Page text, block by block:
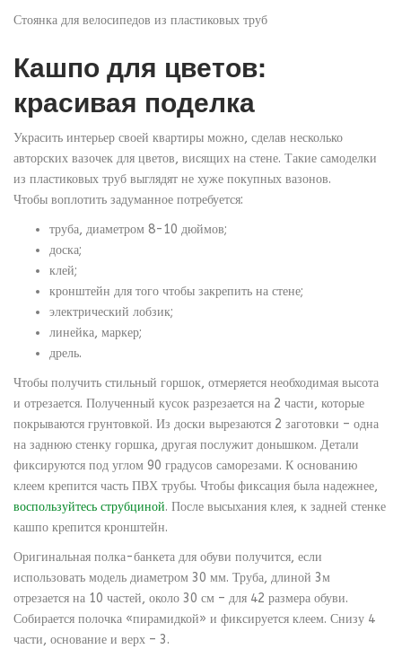
Стоянка для велосипедов из пластиковых труб
Кашпо для цветов:
красивая поделка
Украсить интерьер своей квартиры можно, сделав несколько
авторских вазочек для цветов, висящих на стене. Такие самоделки
из пластиковых труб выглядят не хуже покупных вазонов.
Чтобы воплотить задуманное потребуется:
труба, диаметром 8-10 дюймов;
доска;
клей;
кронштейн для того чтобы закрепить на стене;
электрический лобзик;
линейка, маркер;
дрель.
Чтобы получить стильный горшок, отмеряется необходимая высота
и отрезается. Полученный кусок разрезается на 2 части, которые
покрываются грунтовкой. Из доски вырезаются 2 заготовки – одна
на заднюю стенку горшка, другая послужит донышком. Детали
фиксируются под углом 90 градусов саморезами. К основанию
клеем крепится часть ПВХ трубы. Чтобы фиксация была надежнее,
воспользуйтесь струбциной. После высыхания клея, к задней стенке
кашпо крепится кронштейн.
Оригинальная полка-банкета для обуви получится, если
использовать модель диаметром 30 мм. Труба, длиной 3м
отрезается на 10 частей, около 30 см – для 42 размера обуви.
Собирается полочка «пирамидкой» и фиксируется клеем. Снизу 4
части, основание и верх – 3.